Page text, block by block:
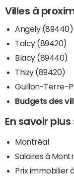
Villes à
Angely (89440)
Talcy (89420)
Blacy (89440)
Thizy (89420)
Guillon-Terre-
Budgets des
En savoir
Montréal
Salaires à
Prix immobilier